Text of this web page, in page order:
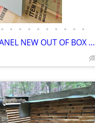
• • • • • • • • • •
225 AMP BREAKER PANEL NEW OUT OF BOX 42 SPACE OUTDOOR RATED $200 (CHEB